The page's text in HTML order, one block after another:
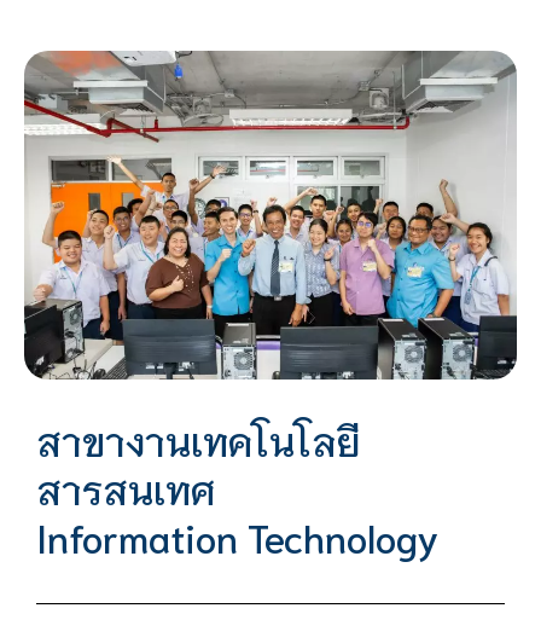
สาขางานเทคโนโลยี
สารสนเทศ
Information Technology